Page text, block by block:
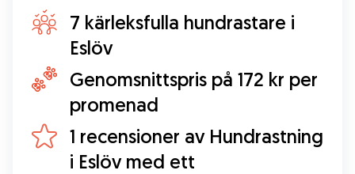
7 kärleksfulla hundrastare i
Eslöv
Genomsnittspris på 172 kr per
promenad
1 recensioner av Hundrastning
i Eslöv med ett